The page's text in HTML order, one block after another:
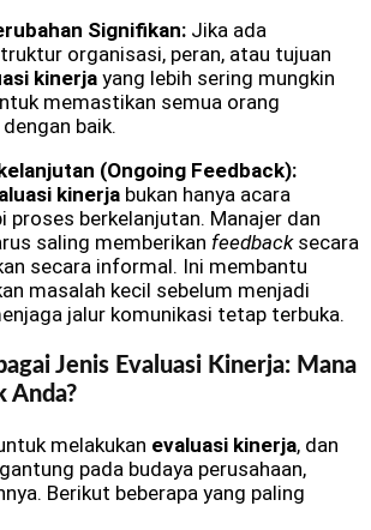
Signifikan: Jika ada
organisasi, peran, atau tujuan
kinerja yang lebih sering mungkin
memastikan semua orang
baik.
(Ongoing Feedback):
kinerja bukan hanya acara
proses berkelanjutan. Manajer dan
saling memberikan feedbacksecara
secara informal. Ini membantu
masalah kecil sebelum menjadi
jalur komunikasi tetap terbuka.
Jenis Evaluasi Kinerja: Mana
Anda?
melakukan evaluasi kinerja, dan
pada budaya perusahaan,
Berikut beberapa yang paling